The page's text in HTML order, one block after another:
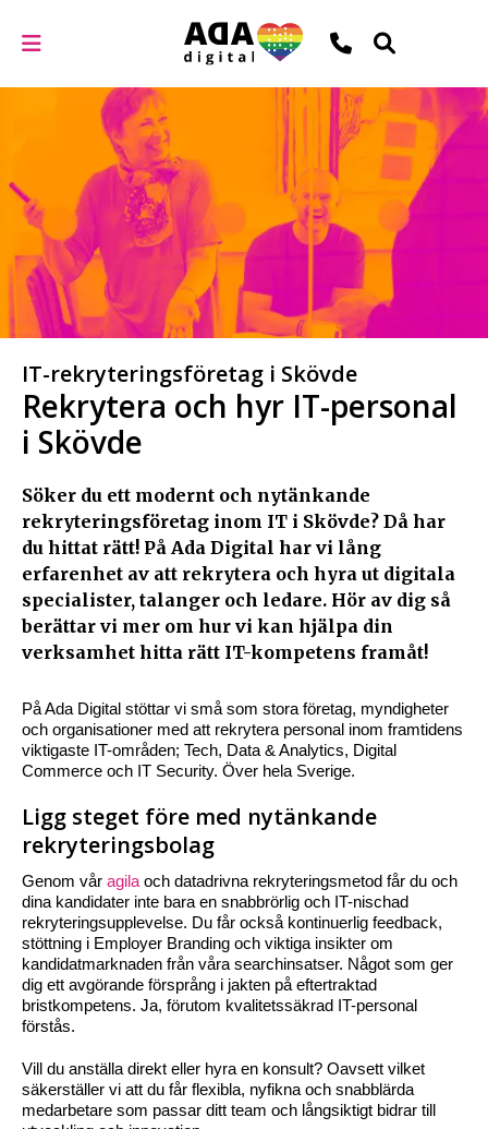
IT-rekryteringsföretag i Skövde
Rekrytera och hyr IT-personal
i Skövde
Söker du ett modernt och nytänkande
rekryteringsföretag inom IT i Skövde? Då har
du hittat rätt! På Ada Digital har vi lång
erfarenhet av att rekrytera och hyra ut digitala
specialister, talanger och ledare. Hör av dig så
berättar vi mer om hur vi kan hjälpa din
verksamhet hitta rätt IT-kompetens framåt!
På Ada Digital stöttar vi små som stora företag, myndigheter
och organisationer med att rekrytera personal inom framtidens
viktigaste IT-områden; Tech, Data & Analytics, Digital
Commerce och IT Security. Över hela Sverige.
Ligg steget före med nytänkande
rekryteringsbolag
Genom vår agila och datadrivna rekryteringsmetod får du och
dina kandidater inte bara en snabbrörlig och IT-nischad
rekryteringsupplevelse. Du får också kontinuerlig feedback,
stöttning i Employer Branding och viktiga insikter om
kandidatmarknaden från våra searchinsatser. Något som ger
dig ett avgörande försprång i jakten på eftertraktad
bristkompetens. Ja, förutom kvalitetssäkrad IT-personal
förstås.
Vill du anställa direkt eller hyra en konsult? Oavsett vilket
säkerställer vi att du får flexibla, nyfikna och snabblärda
medarbetare som passar ditt team och långsiktigt bidrar till